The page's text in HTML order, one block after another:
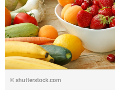
© shutterstock.com